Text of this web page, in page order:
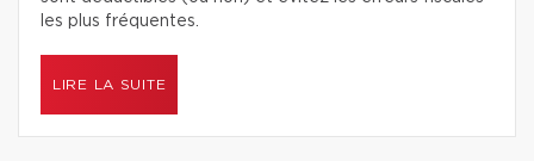
les plus fréquentes.
LIRE LA SUITE